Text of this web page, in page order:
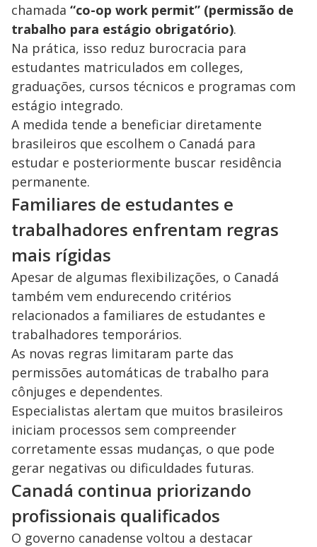
chamada “co-op work permit” (permissão de
trabalho para estágio obrigatório).
Na prática, isso reduz burocracia para
estudantes matriculados em colleges,
graduações, cursos técnicos e programas com
estágio integrado.
A medida tende a beneficiar diretamente
brasileiros que escolhem o Canadá para
estudar e posteriormente buscar residência
permanente.
Familiares de estudantes e
trabalhadores enfrentam regras
mais rígidas
Apesar de algumas flexibilizações, o Canadá
também vem endurecendo critérios
relacionados a familiares de estudantes e
trabalhadores temporários.
As novas regras limitaram parte das
permissões automáticas de trabalho para
cônjuges e dependentes.
Especialistas alertam que muitos brasileiros
iniciam processos sem compreender
corretamente essas mudanças, o que pode
gerar negativas ou dificuldades futuras.
Canadá continua priorizando
profissionais qualificados
O governo canadense voltou a destacar